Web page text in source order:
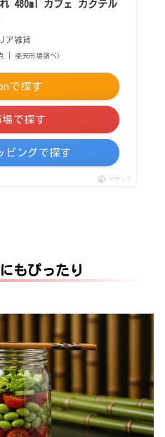
480ml カフェ カクテル
ア雑貨
| 楽天市場調べ）
で探す
場で探す
ピングで探す
ポチップ
もぴったり